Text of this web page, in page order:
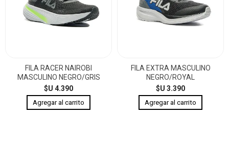
FILA RACER NAIROBI
MASCULINO NEGRO/GRIS
$U 4.390
FILA EXTRA MASCULINO
NEGRO/ROYAL
$U 3.390